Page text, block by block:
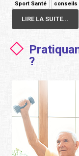
Sport Santé conseils
LIRE LA SUITE...
?